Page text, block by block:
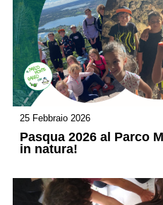
25 Febbraio 2026
Pasqua 2026 al Parco
in natura!